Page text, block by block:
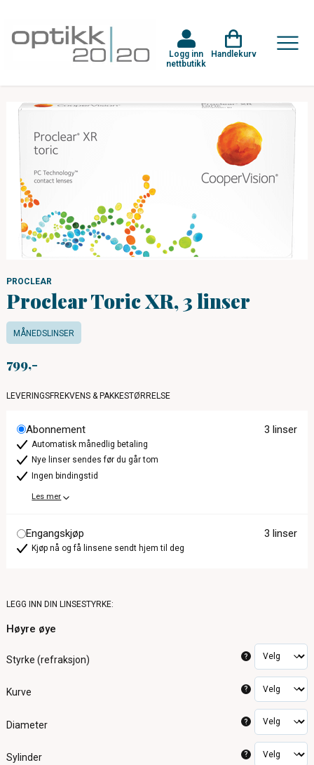
Logg inn
nettbutikk
Handlekurv
PROCLEAR
Proclear Toric XR, 3 linser
MÅNEDSLINSER
799
LEVERINGSFREKVENS & PAKKESTØRRELSE
Abonnement 3 linser
Automatisk månedlig betaling
Nye linser sendes før du går tom
Ingen bindingstid
Les mer
Engangskjøp 3 linser
Kjøp nå og få linsene sendt hjem til deg
LEGG INN DIN LINSESTYRKE:
Høyre øye
Styrke (refraksjon) ?
Kurve ?
Diameter ?
Sylinder ?